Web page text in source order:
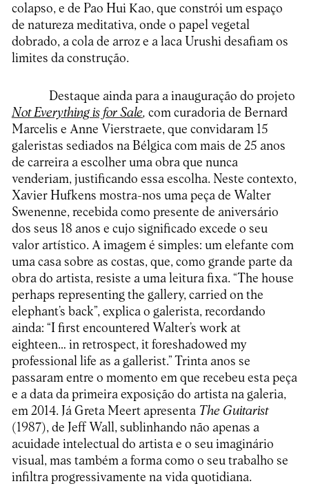
colapso, e de Pao Hui Kao, que constrói um espaço
de natureza meditativa, onde o papel vegetal
dobrado, a cola de arroz e a laca Urushi desafiam os
limites da construção.
Destaque ainda para a inauguração do projeto
Not Everything is for Sale, com curadoria de Bernard
Marcelis e Anne Vierstraete, que convidaram 15
galeristas sediados na Bélgica com mais de 25 anos
de carreira a escolher uma obra que nunca
venderiam, justificando essa escolha. Neste contexto,
Xavier Hufkens mostra-nos uma peça de Walter
Swenenne, recebida como presente de aniversário
dos seus 18 anos e cujo significado excede o seu
valor artístico. A imagem é simples: um elefante com
uma casa sobre as costas, que, como grande parte da
obra do artista, resiste a uma leitura fixa. “The house
perhaps representing the gallery, carried on the
elephant’s back”, explica o galerista, recordando
ainda: “I first encountered Walter’s work at
eighteen… in retrospect, it foreshadowed my
professional life as a gallerist.” Trinta anos se
passaram entre o momento em que recebeu esta peça
e a data da primeira exposição do artista na galeria,
em 2014. Já Greta Meert apresenta The Guitarist
(1987), de Jeff Wall, sublinhando não apenas a
acuidade intelectual do artista e o seu imaginário
visual, mas também a forma como o seu trabalho se
infiltra progressivamente na vida quotidiana.